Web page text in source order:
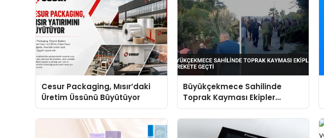
Cesur Packaging, Mısır’daki
Üretim Üssünü Büyütüyor
Büyükçekmece Sahilinde
Toprak Kayması Ekipler
Harekete Geçti